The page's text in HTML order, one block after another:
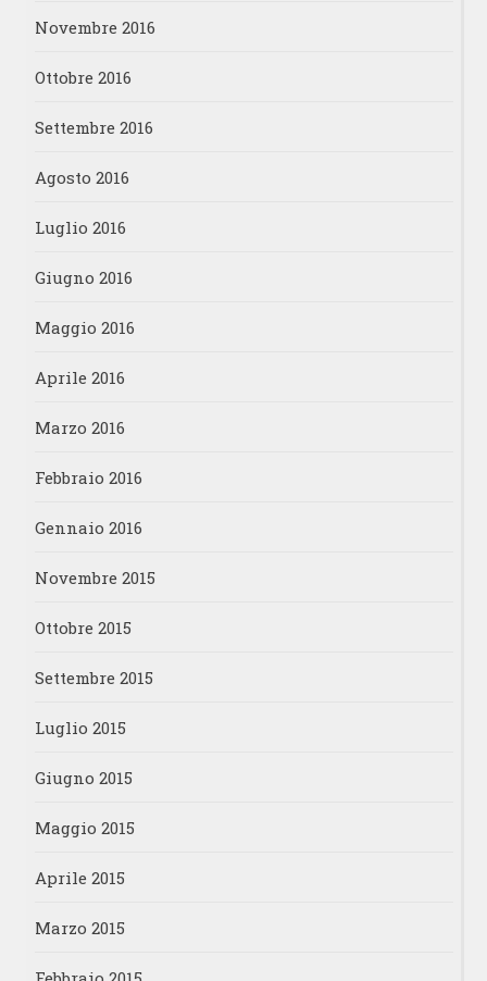
Novembre 2016
Ottobre 2016
Settembre 2016
Agosto 2016
Luglio 2016
Giugno 2016
Maggio 2016
Aprile 2016
Marzo 2016
Febbraio 2016
Gennaio 2016
Novembre 2015
Ottobre 2015
Settembre 2015
Luglio 2015
Giugno 2015
Maggio 2015
Aprile 2015
Marzo 2015